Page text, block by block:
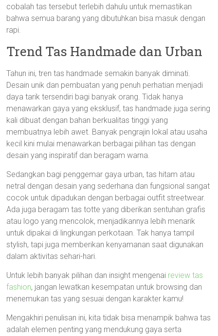
cobalah tas tersebut terlebih dahulu untuk memastikan
bahwa semua barang yang dibutuhkan bisa masuk dengan
rapi.
Trend Tas Handmade dan Urban
Tahun ini, tren tas handmade semakin banyak diminati.
Desain unik dan pembuatan yang penuh perhatian menjadi
daya tarik tersendiri bagi banyak orang. Tidak hanya
menawarkan gaya yang eksklusif, tas handmade juga sering
kali dibuat dengan bahan berkualitas tinggi yang
membuatnya lebih awet. Banyak pengrajin lokal atau usaha
kecil kini mulai menawarkan berbagai pilihan tas dengan
desain yang inspiratif dan beragam warna.
Sedangkan bagi penggemar gaya urban, tas hitam atau
netral dengan desain yang sederhana dan fungsional sangat
cocok untuk dipadukan dengan berbagai outfit streetwear.
Ada juga beragam tas totte yang diberikan sentuhan grafis
atau logo yang mencolok, menjadikannya lebih menarik
untuk dipakai di lingkungan perkotaan. Tak hanya tampil
stylish, tapi juga memberikan kenyamanan saat digunakan
dalam aktivitas sehari-hari.
Untuk lebih banyak pilihan dan insight mengenai review tas
fashion, jangan lewatkan kesempatan untuk browsing dan
menemukan tas yang sesuai dengan karakter kamu!
Mengakhiri penulisan ini, kita tidak bisa menampik bahwa tas
adalah elemen penting yang mendukung gaya serta